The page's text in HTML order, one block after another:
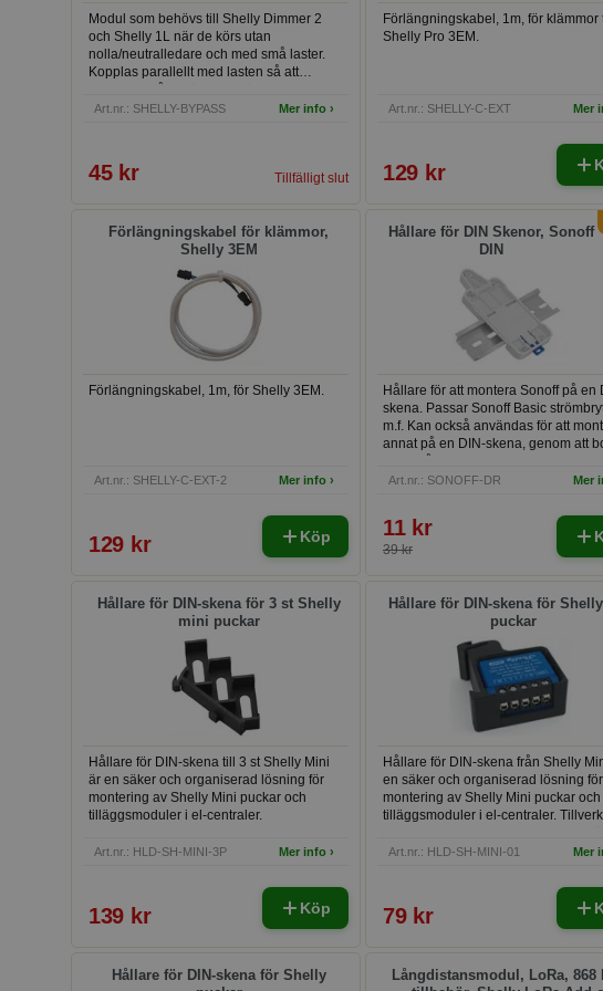
Modul som behövs till Shelly Dimmer 2
och Shelly 1L när de körs utan
nolla/neutralledare och med små laster.
Kopplas parallellt med lasten så att
enheterna får tillräcklig ström.
Art.nr.: SHELLY-BYPASS Mer info ›
45 kr Tillfälligt slut
Förlängningskabel, 1m, för klämmor
Shelly Pro 3EM.
Art.nr.: SHELLY-C-EXT Mer
129 kr
Förlängningskabel för klämmor,
Shelly 3EM
Förlängningskabel, 1m, för Shelly 3EM.
Art.nr.: SHELLY-C-EXT-2 Mer info ›
129 kr Köp
Hållare för DIN Skenor, Sonoff
DIN
Hållare för att montera Sonoff på en
skena. Passar Sonoff Basic
m.f. Kan också användas för att
annat på en DIN-skena, genom att
egna hål i den som passar produkten.
Art.nr.: SONOFF-DR Mer
11 kr
39 kr
Hållare för DIN-skena för 3 st Shelly
mini puckar
Hållare för DIN-skena till 3 st Shelly Mini
är en säker och organiserad lösning för
montering av Shelly Mini puckar och
tilläggsmoduler i el-centraler.
Art.nr.: HLD-SH-MINI-3P Mer info ›
139 kr Köp
Hållare för DIN-skena för
puckar
Hållare för DIN-skena från Shelly
en säker och organiserad lösning för
montering av Shelly Mini puckar och
tilläggsmoduler i el-centraler.
brandsäkerhet enligt UL94 V0-
Art.nr.: HLD-SH-MINI-01 Mer
79 kr
Hållare för DIN-skena för Shelly
Långdistansmodul, LoRa, 868